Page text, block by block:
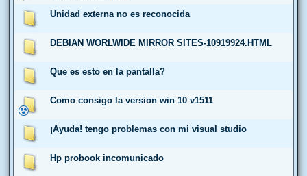
Unidad externa no es reconocida
DEBIAN WORLWIDE MIRROR SITES-10919924.HTML
Que es esto en la pantalla?
Como consigo la version win 10 v1511
¡Ayuda! tengo problemas con mi visual studio
Hp probook incomunicado